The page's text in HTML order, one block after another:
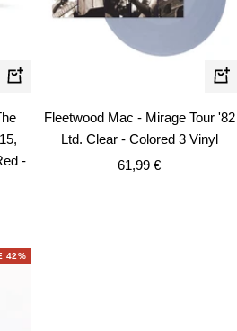
In
Warenkorb
-
In
Fleetwood Mac - Mirage Tour '82
Ltd. Clear - Colored 3 Vinyl
Angebotspreis
61,99 €
42%